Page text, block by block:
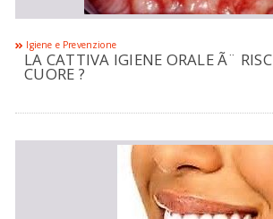
Igiene e Prevenzione
LA CATTIVA IGIENE ORALE Ã¨
CUORE ?